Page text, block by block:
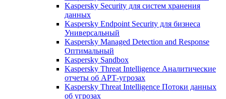
Kaspersky Security для систем хранения
данных
Kaspersky Endpoint Security для бизнеса
Универсальный
Kaspersky Managed Detection and Response
Оптимальный
Kaspersky Sandbox
Kaspersky Threat Intelligence Аналитические
отчеты об АРТ-угрозах
Kaspersky Threat Intelligence Потоки данных
об угрозах